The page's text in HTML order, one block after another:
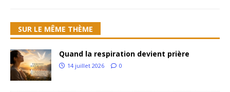
SUR LE MÊME THÈME
Quand la respiration devient prière
14 juillet 2026 0